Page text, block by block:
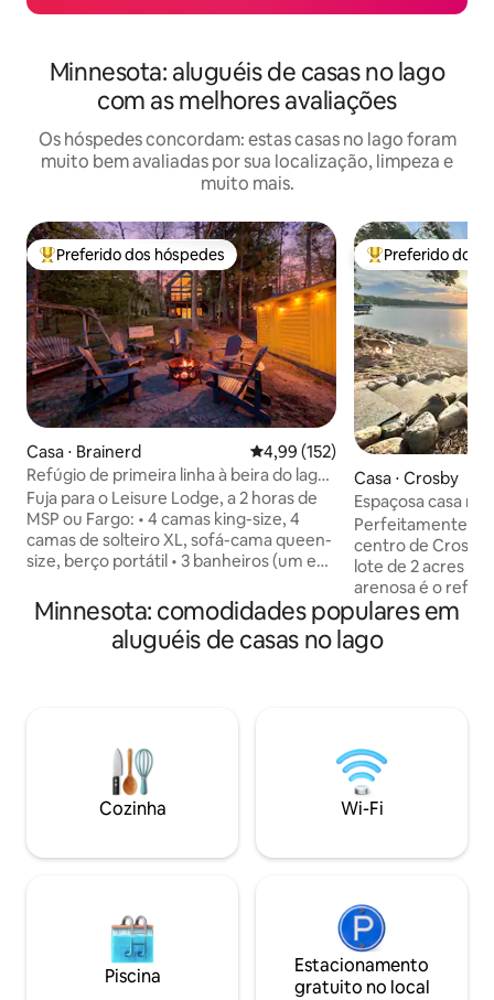
Minnesota: aluguéis de casas no lago
com as melhores avaliações
Os hóspedes concordam: estas casas no lago foram
muito bem avaliadas por sua localização, limpeza e
muito mais.
Entre os melhores preferidos dos hóspedes
Preferido dos hóspedes
Casa ⋅ Brainerd 4,99 de uma avaliação média de
4,99 (152)
Refúgio de primeira linha à beira do lago:
4 camas king-size + banheira de
hidromassagem + caiaques
Fuja para o Leisure Lodge, a 2 horas de
MSP ou Fargo: • 4 camas king-size, 4
camas de solteiro XL, sofá-cama queen-
size, berço portátil • 3 banheiros (um em
abastecida com área de jantar interna e
externa para mais de 10 pessoas, café e
chá, café da manhã de cortesia incluído •
caiaques, brinquedos para o lago e
trilhas próximas • Lareira a gás
aconchegante e vista deslumbrante
para o lago • Mais de 150 avaliações de
uma família • Doca sazonal do final da
Entre os
Preferido dos
Casa ⋅ Crosby
Espaçosa casa
toda a família!
Perfeitamente
centro de Crosby
lote de 2 acres
arenosa é o
norte. Todos os
de cima com 1
um berço e uma
streaming!
quintal,
de natação,
lareira e uma
Minnesota: comodidades populares em
aluguéis de casas no lago
Cozinha Wi-Fi
Piscina
Estacionamento
gratuito no local